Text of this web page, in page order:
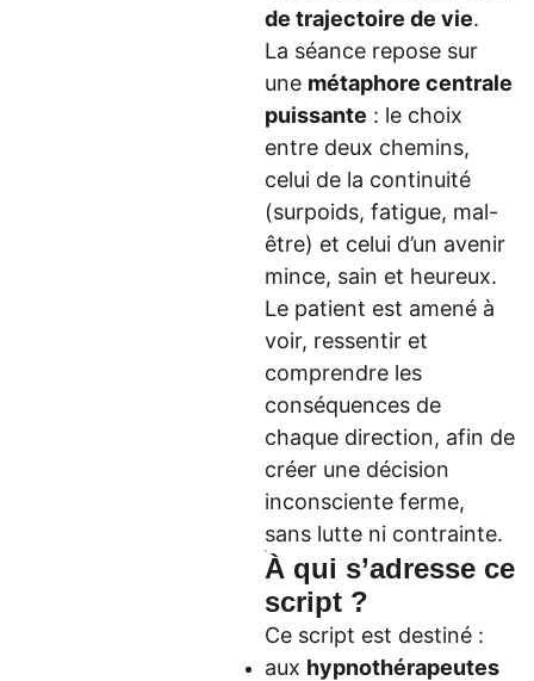
de trajectoire de vie.
La séance repose sur
une métaphore centrale
puissante : le choix
entre deux chemins,
celui de la continuité
(surpoids, fatigue, mal-
être) et celui d’un avenir
mince, sain et heureux.
Le patient est amené à
voir, ressentir et
comprendre les
conséquences de
chaque direction, afin de
créer une décision
inconsciente ferme,
sans lutte ni contrainte.
À qui s’adresse ce
script ?
Ce script est destiné :
aux hypnothérapeutes